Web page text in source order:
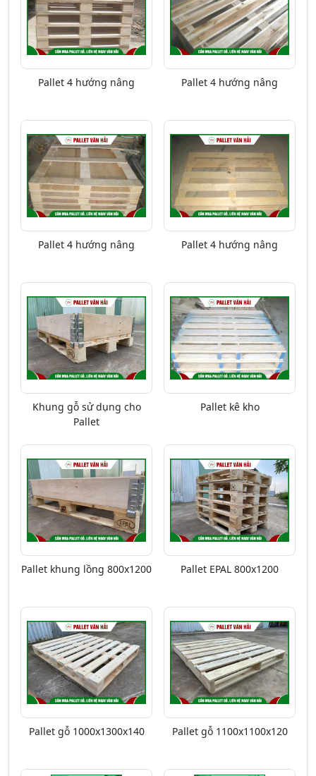
Pallet 4 hướng nâng Pallet 4 hướng nâng
Pallet 4 hướng nâng Pallet 4 hướng nâng
Khung gỗ sử dụng cho
Pallet
Pallet kê kho
Pallet khung lồng 800x1200 Pallet EPAL 800x1200
Pallet gỗ 1000x1300x140 Pallet gỗ 1100x1100x120